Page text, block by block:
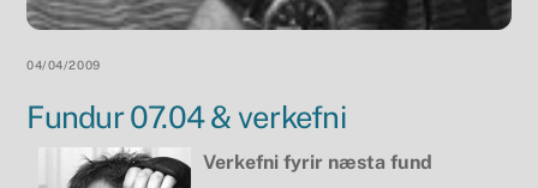
04/04/2009
Fundur 07.04 & verkefni
Verkefni fyrir næsta fund